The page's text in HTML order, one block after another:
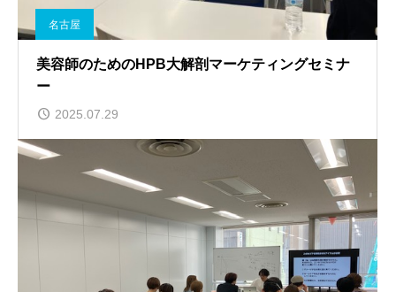
名古屋
美容師のためのHPB大解剖マーケティングセミナ
ー
2025.07.29